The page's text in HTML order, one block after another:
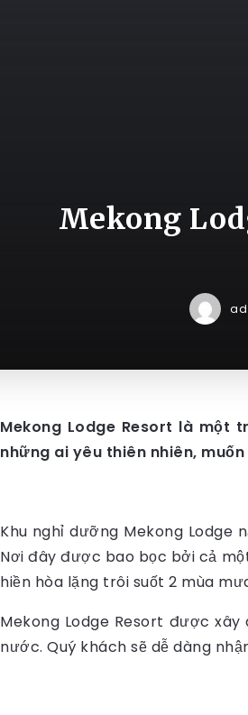
Mekong
Mekong Lodge Resort là một
những ai yêu thiên nhiên,
Khu nghỉ dưỡng Mekong Lodge
Nơi đây được bao bọc bởi cả
hiền hòa lặng trôi suốt 2 mùa
Mekong Lodge Resort được
nước. Quý khách sẽ dễ dàng